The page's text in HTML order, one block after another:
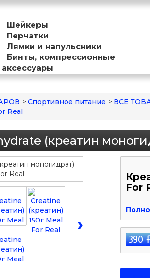
Шейкеры
Перчатки
Лямки и напульсники
Бинты, компрессионные
аксессуары
> Спортивное питание > ВСЕ
Real
(креатин
›
For
390